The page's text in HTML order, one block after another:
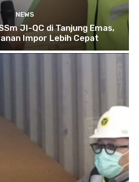
NEWS
JI-QC di Tanjung Emas,
Impor Lebih Cepat